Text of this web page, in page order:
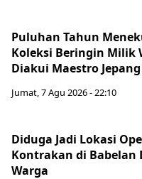
Puluhan Tahun
Koleksi Beringin Milik
Diakui Maestro Jepang
Jumat, 7 Agu 2026 - 22:10
Diduga Jadi Lokasi
Kontrakan di Babelan
Warga